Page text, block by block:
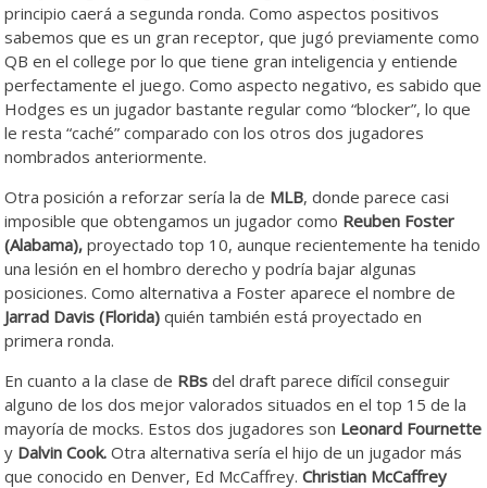
principio caerá a segunda ronda. Como aspectos positivos
sabemos que es un gran receptor, que jugó previamente como
QB en el college por lo que tiene gran inteligencia y entiende
perfectamente el juego. Como aspecto negativo, es sabido que
Hodges es un jugador bastante regular como “blocker”, lo que
le resta “caché” comparado con los otros dos jugadores
nombrados anteriormente.
Otra posición a reforzar sería la de MLB, donde parece casi
imposible que obtengamos un jugador como Reuben Foster
(Alabama), proyectado top 10, aunque recientemente ha tenido
una lesión en el hombro derecho y podría bajar algunas
posiciones. Como alternativa a Foster aparece el nombre de
Jarrad Davis (Florida)quién también está proyectado en
primera ronda.
En cuanto a la clase de RBs del draft parece difícil conseguir
alguno de los dos mejor valorados situados en el top 15 de la
mayoría de mocks. Estos dos jugadores son Leonard Fournette
y Dalvin Cook. Otra alternativa sería el hijo de un jugador más
que conocido en Denver, Ed McCaffrey.Christian McCaffrey